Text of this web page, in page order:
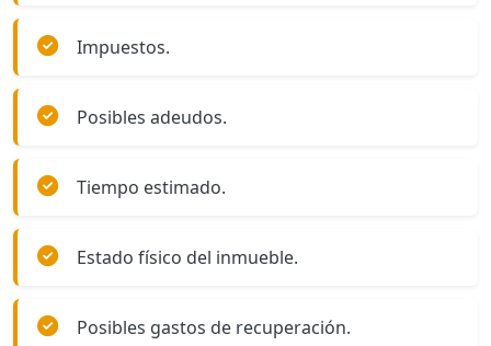
Impuestos.
Posibles adeudos.
Tiempo estimado.
Estado físico del inmueble.
Posibles gastos de recuperación.